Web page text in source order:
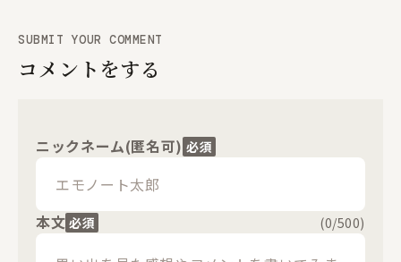
SUBMIT YOUR COMMENT
コメントをする
ニックネーム(匿名可) 必須
本文 必須 (0/500)